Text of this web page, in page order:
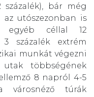
százalék), bár még
utószezonban is
egyéb céllal 12
százalék extrém
munkát végezni
többségének
8 napról 4-5
városnéző túrák